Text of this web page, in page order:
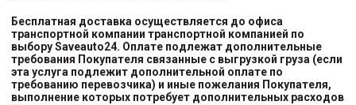
Бесплатная доставка осуществляется до офиса
транспортной компании транспортной компанией по
выборуSaveauto24. Оплате подлежат дополнительные
требования Покупателя связанные с выгрузкой груза (если
эта услуга подлежит дополнительной оплате по
требованию перевозчика) и иные пожелания Покупателя,
выполнение которых потребует дополнительных расходов